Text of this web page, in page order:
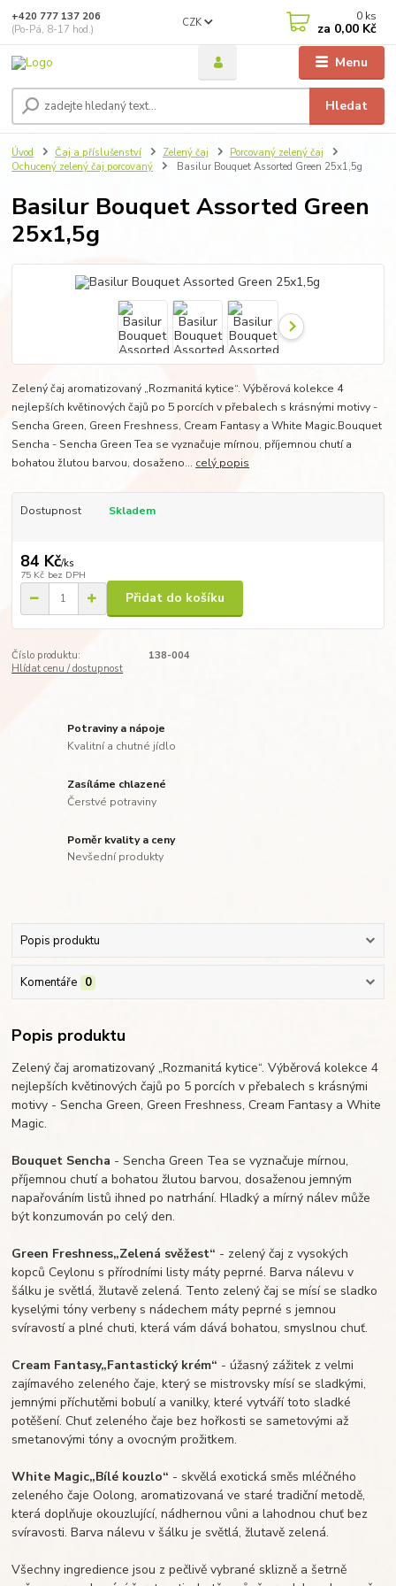
Menu
CZK
Hledat
+420 777 137 206
(Po-Pá, 8-17 hod.)
0 ks
za 0,00 Kč
Úvod Čaj a příslušenství Zelený čaj
Porcovaný zelený čaj
Ochucený zelený čaj porcovaný
Basilur Bouquet Assorted Green 25x1,5g
Basilur Bouquet Assorted Green
25x1,5g
Zelený čaj aromatizovaný „Rozmanitá kytice“. Výběrová kolekce 4
nejlepších květinových čajů po 5 porcích v přebalech s krásnými motivy -
Sencha Green, Green Freshness, Cream Fantasy a White Magic.Bouquet
Sencha - Sencha Green Tea se vyznačuje mírnou, příjemnou chutí a
bohatou žlutou barvou, dosaženo... celý popis
Dostupnost Skladem
84 Kč/ks
75 Kč bez DPH
Přidat do košíku
Číslo produktu:
138-004
Hlídat cenu / dostupnost
Potraviny a nápoje
Kvalitní a chutné jídlo
Zasíláme chlazené
Čerstvé potraviny
Poměr kvality a ceny
Nevšední produkty
Popis produktu
Komentáře 0
Popis produktu
Zelený čaj aromatizovaný „Rozmanitá kytice“.Výběrová kolekce 4
nejlepších květinových čajů po 5 porcích v přebalech s krásnými
motivy - Sencha Green, Green Freshness, Cream Fantasy a White
Magic.
Bouquet Sencha -Sencha Green Tea se vyznačuje mírnou,
příjemnou chutí a bohatou žlutou barvou, dosaženou jemným
napařováním listů ihned po natrhání. Hladký a mírný nálev může
být konzumován po celý den.
Green Freshness„Zelená svěžest“ - zelený čaj z vysokých
kopců Ceylonu s přírodními listy máty peprné. Barva nálevu v
šálku je světlá, žlutavě zelená. Tento zelený čaj se mísí se sladko
kyselými tóny verbeny s nádechem máty peprné s jemnou
svíravostí a plné chuti, která vám dává bohatou, smyslnou chuť.
Cream Fantasy„Fantastický krém“ - úžasný zážitek z velmi
zajímavého zeleného čaje, který se mistrovsky mísí se sladkými,
jemnými příchutěmi bobulí a vanilky, které vytváří toto sladké
potěšení. Chuť zeleného čaje bez hořkosti se sametovými až
smetanovými tóny a ovocným prožitkem.
White Magic„Bílé kouzlo“ - skvělá exotická směs mléčného
zeleného čaje Oolong, aromatizovaná ve staré tradiční metodě,
která doplňuje okouzlující, nádhernou vůni a lahodnou chuť bez
svíravosti. Barva nálevu v šálku je světlá, žlutavě zelená.
Všechny ingredience jsou z pečlivě vybrané sklizně a šetrně